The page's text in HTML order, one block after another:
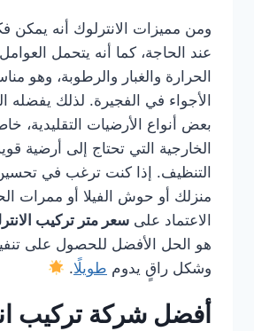
ومن مميزات الانترلوك أنه يمكن
عند الحاجة، كما أنه يتحمل
الحرارة والغبار والرطوبة، وهو
الأجواء في الفجيرة. لذلك يفضله
بعض أنواع الأرضيات التقليدية،
الخارجية التي تحتاج إلى أرضية
التنظيف. إذا كنت ترغب في
منزلك أو حوش الفيلا أو ممرات
الاعتماد على سعر متر تركيب
هو الحل الأفضل للحصول على
وشكل راقٍ يدوم طويلًا.
أفضل شركة تركيب